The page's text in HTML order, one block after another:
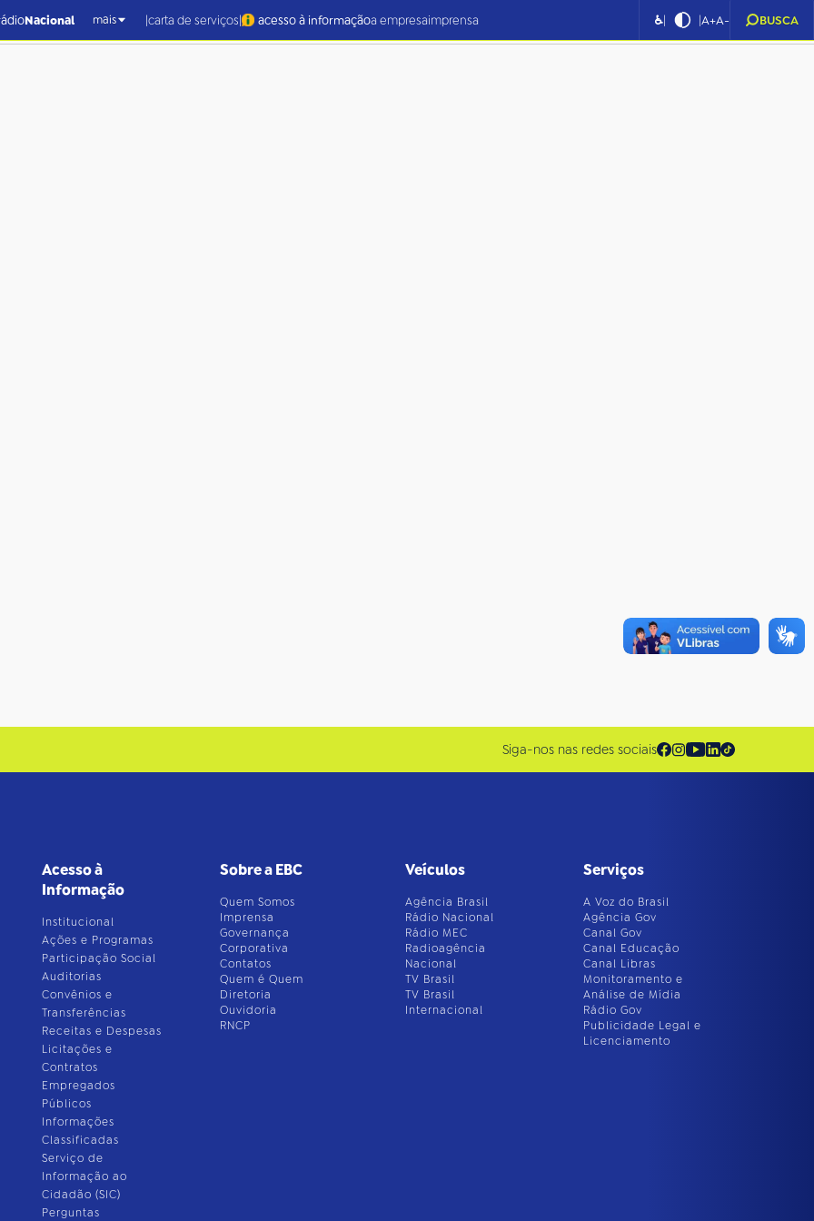
Nacional mais |carta de serviços| acesso à informaçãoa empresaimprensa ♿| |A+A- BUSCA
Siga-nos nas redes sociais
Acesso à
Informação
Institucional
Ações e Programas
Participação Social
Auditorias
Convênios e
Transferências
Receitas e Despesas
Licitações e
Contratos
Empregados
Públicos
Informações
Classificadas
Serviço de
Informação ao
Cidadão (SIC)
Perguntas
Sobre a EBC
Quem Somos
Imprensa
Governança
Corporativa
Contatos
Quem é Quem
Diretoria
Ouvidoria
RNCP
Veículos
Agência Brasil
Rádio Nacional
Rádio MEC
Radioagência
Nacional
TV Brasil
TV Brasil
Internacional
Serviços
A Voz do Brasil
Agência Gov
Canal Gov
Canal Educação
Canal Libras
Monitoramento e
Análise de Mídia
Rádio Gov
Publicidade Legal e
Licenciamento